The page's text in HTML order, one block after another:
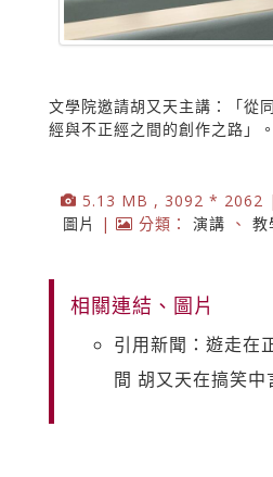
文學院邀請胡又天主講：「從
經與不正經之間的創作之路」
5.13 MB , 3092 * 2062 |
圖片
| 分類： 演講 、 教
相關連結、圖片
引用新聞：遊走在
間 胡又天在搞笑中